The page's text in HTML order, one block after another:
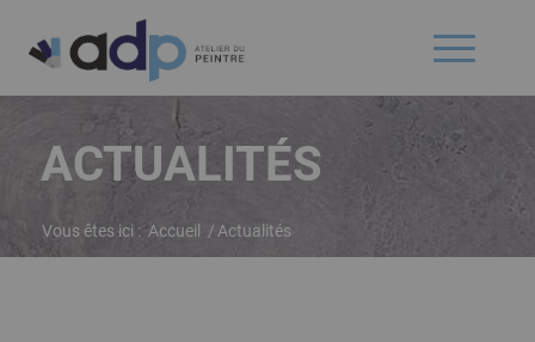
ACTUALITÉS
Vous êtes ici : Accueil / Actualités